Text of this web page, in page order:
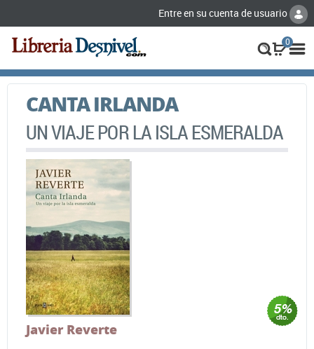
Entre en su cuenta de usuario
0
CANTA IRLANDA
UN VIAJE POR LA ISLA ESMERALDA
Javier Reverte